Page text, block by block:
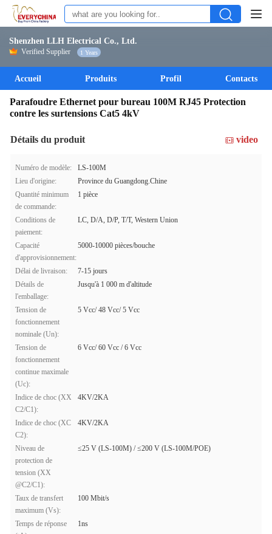
Shenzhen LLH Electrical Co., Ltd.
Verified Supplier 1 Years
Accueil Produits Profil Contacts
Parafoudre Ethernet pour bureau 100M RJ45 Protection
contre les surtensions Cat5 4kV
Détails du produit video
Numéro de modèle:
LS-100M
Lieu d'origine:
Province du Guangdong.Chine
Quantité minimum
de commande:
1 pièce
Conditions de
paiement:
LC, D/A, D/P, T/T, Western Union
Capacité
d'approvisionnement:
5000-10000 pièces/bouche
Délai de livraison:
7-15 jours
Détails de
l'emballage:
Jusqu'à 1 000 m d'altitude
Tension de
fonctionnement
nominale (Un):
5 Vcc/ 48 Vcc/ 5 Vcc
Tension de
fonctionnement
continue maximale
(Uc):
6 Vcc/ 60 Vcc / 6 Vcc
Indice de choc (XX
C2/C1):
4KV/2KA
Indice de choc (XC
C2):
4KV/2KA
Niveau de
protection de
tension (XX
@C2/C1):
≤25 V (LS-100M) / ≤200 V (LS-100M/POE)
Taux de transfert
maximum (Vs):
100 Mbit/s
Temps de réponse
1ns